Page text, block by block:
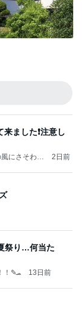
ました❗️注意し
にさそわれ
2日前
祭り…何当た
高校生Dヲタ Ꭰ-ᎮꭵꭹꭴのDisneyにっき！！✎ܚ 13日前